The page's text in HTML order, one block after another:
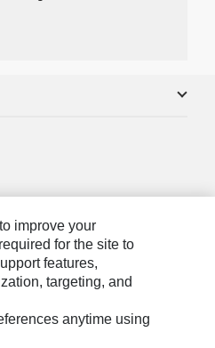
improve your
for the site to
features,
targeting, and
anytime using